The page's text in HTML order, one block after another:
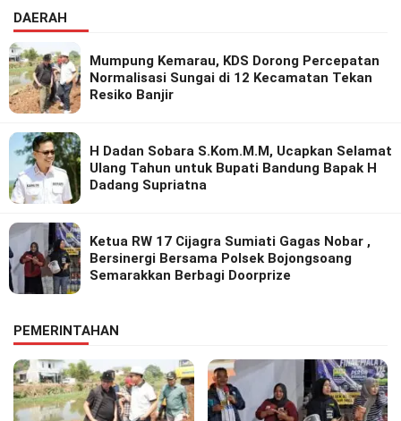
DAERAH
Mumpung Kemarau, KDS Dorong Percepatan
Normalisasi Sungai di 12 Kecamatan Tekan
Resiko Banjir
H Dadan Sobara S.Kom.M.M, Ucapkan Selamat
Ulang Tahun untuk Bupati Bandung Bapak H
Dadang Supriatna
Ketua RW 17 Cijagra Sumiati Gagas Nobar ,
Bersinergi Bersama Polsek Bojongsoang
Semarakkan Berbagi Doorprize
PEMERINTAHAN